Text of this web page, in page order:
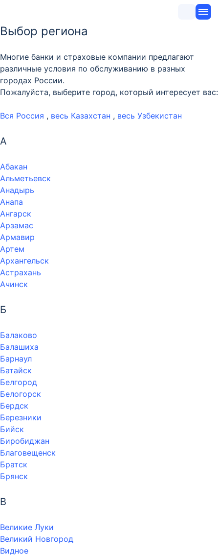
Выбор региона
Многие банки и страховые компании предлагают
различные условия по обслуживанию в разных
городах России.
Пожалуйста, выберите город, который интересует вас:
Вся Россия , весь Казахстан , весь Узбекистан
А
Абакан
Альметьевск
Анадырь
Анапа
Ангарск
Арзамас
Армавир
Артем
Архангельск
Астрахань
Ачинск
Б
Балаково
Балашиха
Барнаул
Батайск
Белгород
Белогорск
Бердск
Березники
Бийск
Биробиджан
Благовещенск
Братск
Брянск
В
Великие Луки
Великий Новгород
Видное